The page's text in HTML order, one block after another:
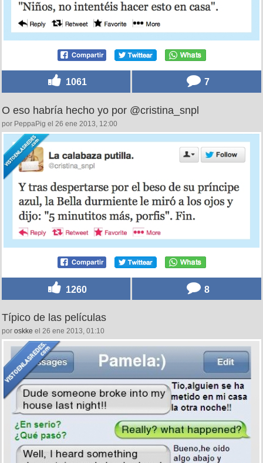
1061 7
O eso habría hecho yo por @cristina_snpl
por PeppaPig el 26 ene 2013, 12:00
1260 8
Típico de las películas
por oskke el 26 ene 2013, 01:10